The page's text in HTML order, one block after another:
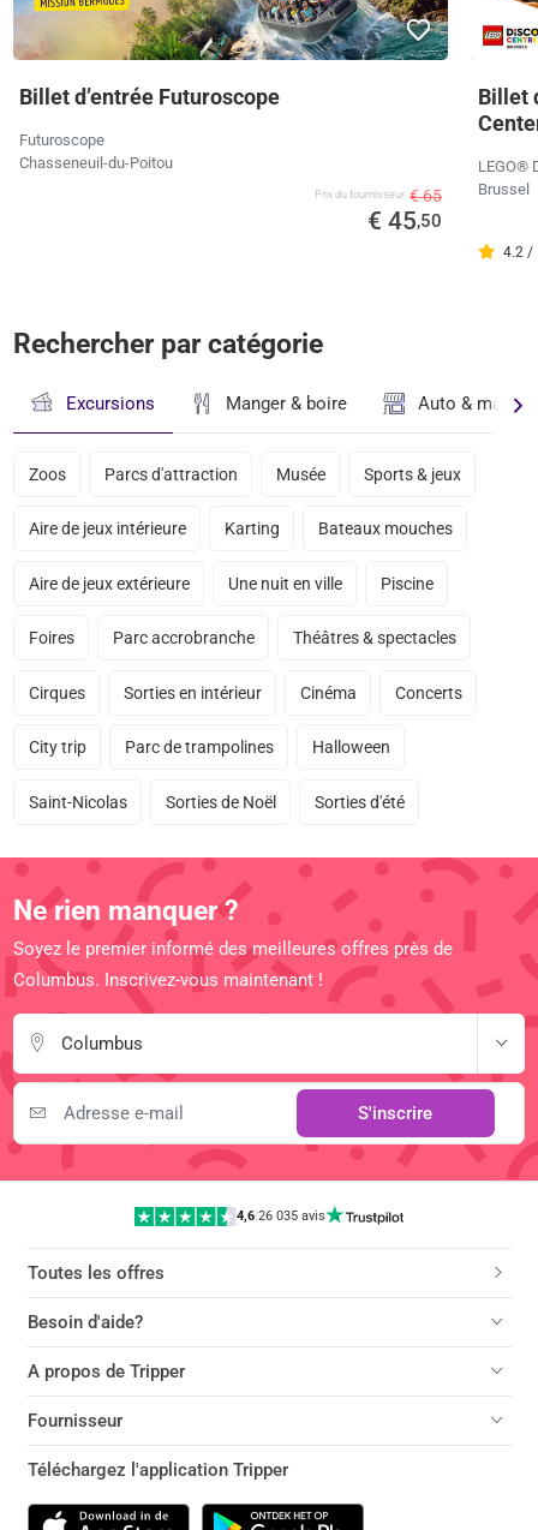
Billet d’entrée Futuroscope
Futuroscope
Chasseneuil-du-Poitou
Prix ​​du fournisseur € 65
€ 45,50
Billet
LEGO®
Brussel
4.2 /
Rechercher par catégorie
Excursions Manger & boire Auto &
Zoos Parcs d'attraction Musée Sports & jeux
Aire de jeux intérieure Karting Bateaux mouches
Aire de jeux extérieure Une nuit en ville Piscine
Foires Parc accrobranche Théâtres & spectacles
Cirques Sorties en intérieur Cinéma Concerts
City trip Parc de trampolines Halloween
Saint-Nicolas Sorties de Noël Sorties d'été
Ne rien manquer ?
Soyez le premier informé des meilleures offres près de
Columbus. Inscrivez-vous maintenant !
Columbus
S'inscrire
4,6|26 035 avis
Toutes les offres
Besoin d'aide?
A propos de Tripper
Fournisseur
Téléchargez l'application Tripper